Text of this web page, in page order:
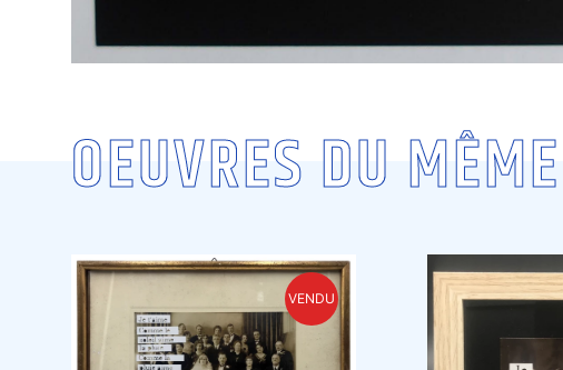
OEUVRES DU
VENDU